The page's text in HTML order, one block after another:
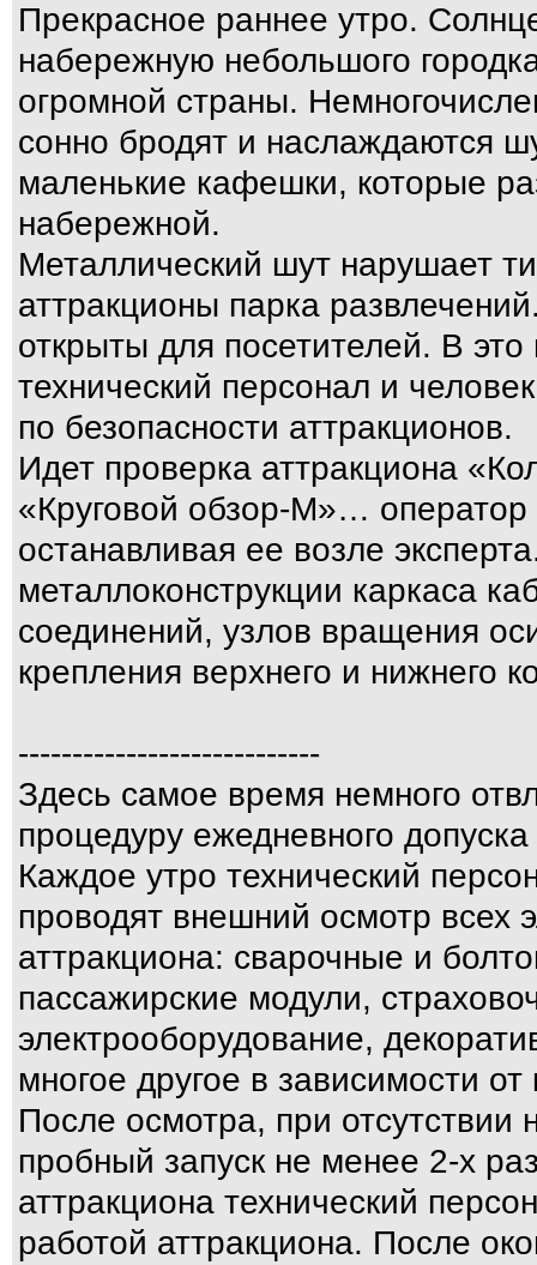
Прекрасное раннее утро.
набережную небольшого
огромной страны.
сонно бродят и наслаждаются
маленькие кафешки, которые
набережной.
Металлический шут нарушает
аттракционы парка
открыты для посетителей. В
технический персонал и
по безопасности аттракционов.
Идет проверка аттракциона
«Круговой обзор-М»… оператор
останавливая ее возле
металлоконструкции каркаса
соединений, узлов вращения
крепления верхнего и нижнего
----------------------------
Здесь самое время немного
процедуру ежедневного
Каждое утро технический
проводят внешний осмотр всех
аттракциона: сварочные и
пассажирские модули,
электрооборудование,
многое другое в зависимости от
После осмотра, при отсутствии
пробный запуск не менее 2-х
аттракциона технический
работой аттракциона. После